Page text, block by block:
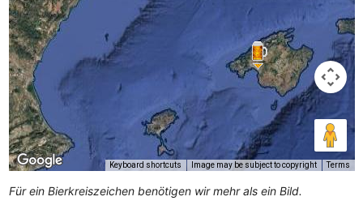
Keyboard shortcuts Image may be subject to copyright Terms
Für ein Bierkreiszeichen benötigen wir mehr als ein Bild.